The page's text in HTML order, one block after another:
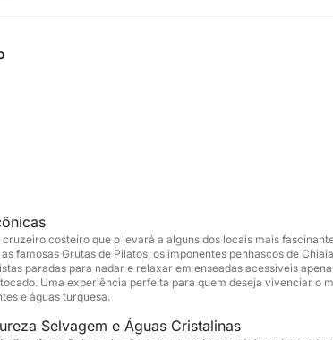
paisagens naturais únicas, águas
sua equipe vivenciará momentos
terraços e uma área de convivência,
agradável e informal.
para garantir uma experiência de alta
O retorno está previsto para a tarde, após um
e inspiração. Uma forma original e
memorável.
costeiro que o levará a alguns dos locais mais
famosas Grutas de Pilatos, os imponentes penhascos de
paradas para nadar e relaxar em enseadas acessíveis
Uma experiência perfeita para quem deseja vivenciar o
e águas turquesa.
Selvagem e Águas Cristalinas